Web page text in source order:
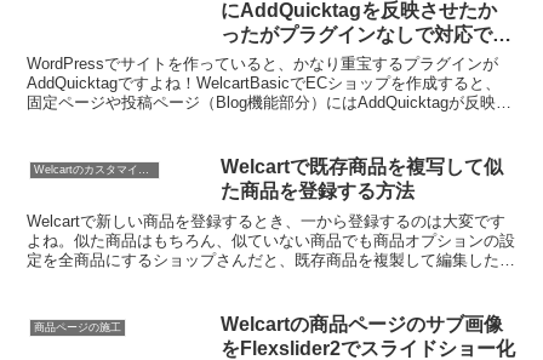
にAddQuicktagを反映させたか
ったがプラグインなしで対応でき
た
WordPressでサイトを作っていると、かなり重宝するプラグインが
AddQuicktagですよね！WelcartBasicでECショップを作成すると、
固定ページや投稿ページ（Blog機能部分）にはAddQuicktagが反映さ
Welcartのカスタマイズ方法
Welcartで既存商品を複写して似
た商品を登録する方法
Welcartで新しい商品を登録するとき、一から登録するのは大変です
よね。似た商品はもちろん、似ていない商品でも商品オプションの設
定を全商品にするショップさんだと、既存商品を複製して編集したほ
商品ページの施工
Welcartの商品ページのサブ画像
をFlexslider2でスライドショー化